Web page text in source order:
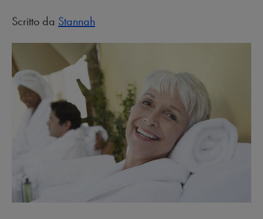
Scritto da Stannah